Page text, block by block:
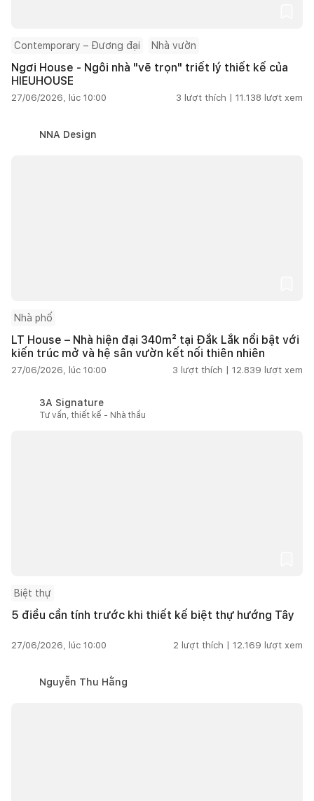
Contemporary – Đương đại Nhà vườn
Ngơi House - Ngôi nhà "vẽ trọn" triết lý thiết kế của
HIEUHOUSE
27/06/2026, lúc 10:00 3 lượt thích | 11.138 lượt xem
NNA Design
Nhà phố
LT House – Nhà hiện đại 340m² tại Đắk Lắk nổi bật với
kiến trúc mở và hệ sân vườn kết nối thiên nhiên
27/06/2026, lúc 10:00 3 lượt thích | 12.839 lượt xem
3A Signature
Tư vấn, thiết kế - Nhà thầu
Biệt thự
5 điều cần tính trước khi thiết kế biệt thự hướng Tây
27/06/2026, lúc 10:00 2 lượt thích | 12.169 lượt xem
Nguyễn Thu Hằng